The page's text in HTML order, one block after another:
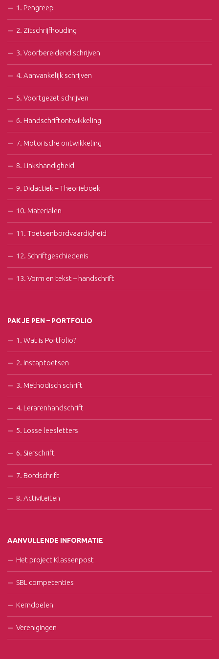
1. Pengreep
2. Zitschrijfhouding
3. Voorbereidend schrijven
4. Aanvankelijk schrijven
5. Voortgezet schrijven
6. Handschriftontwikkeling
7. Motorische ontwikkeling
8. Linkshandigheid
9. Didactiek – Theorieboek
10. Materialen
11. Toetsenbordvaardigheid
12. Schriftgeschiedenis
13. Vorm en tekst – handschrift
PAK JE PEN – PORTFOLIO
1. Wat is Portfolio?
2. Instaptoetsen
3. Methodisch schrift
4. Lerarenhandschrift
5. Losse leesletters
6. Sierschrift
7. Bordschrift
8. Activiteiten
AANVULLENDE INFORMATIE
Het project Klassenpost
SBL competenties
Kerndoelen
Verenigingen